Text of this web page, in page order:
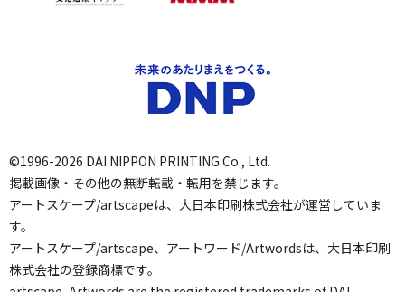
©1996-2026 DAI NIPPON PRINTING Co., Ltd.
掲載画像・その他の無断転載・転用を禁じます。
アートスケープ/artscapeは、大日本印刷株式会社が運営していま
す。
アートスケープ/artscape、アートワード/Artwordsは、大日本印刷
株式会社の登録商標です。